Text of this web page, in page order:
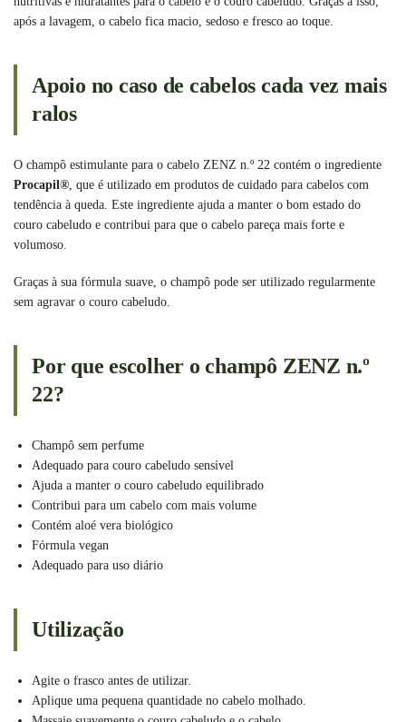
após a lavagem, o cabelo fica macio, sedoso e fresco ao toque.
Apoio no caso de cabelos cada vez mais
ralos
O champô estimulante para o cabelo ZENZ n.º 22 contém o ingrediente
Procapil® , que é utilizado em produtos de cuidado para cabelos com
tendência à queda. Este ingrediente ajuda a manter o bom estado do
couro cabeludo e contribui para que o cabelo pareça mais forte e
volumoso.
Graças à sua fórmula suave, o champô pode ser utilizado regularmente
sem agravar o couro cabeludo.
Por que escolher o champô ZENZ n.º
22?
Champô sem perfume
Adequado para couro cabeludo sensível
Ajuda a manter o couro cabeludo equilibrado
Contribui para um cabelo com mais volume
Contém aloé vera biológico
Fórmula vegan
Adequado para uso diário
Utilização
Agite o frasco antes de utilizar.
Aplique uma pequena quantidade no cabelo molhado.